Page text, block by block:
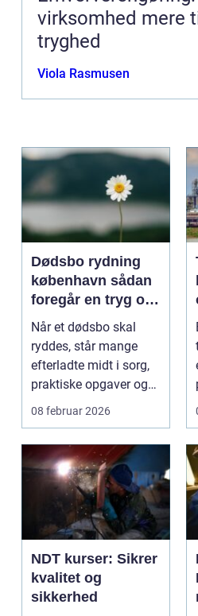
virksomhed mere
tryghed
Viola Rasmusen
Dødsbo rydning
københavn sådan
foregår en tryg og
respektfuld
rydning
Når et dødsbo skal
ryddes, står mange
efterladte midt i sorg,
praktiske opgaver og
ofte også tidspre...
08 februar 2026
NDT kurser: Sikrer
kvalitet og
sikkerhed